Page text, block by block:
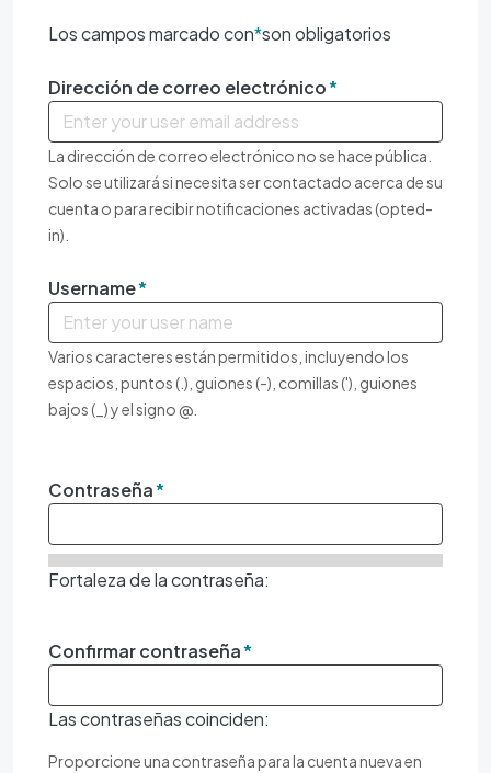
Los campos marcado con*son obligatorios
Dirección de correo electrónico
La dirección de correo electrónico no se hace pública.
Solo se utilizará si necesita ser contactado acerca de su
cuenta o para recibir notificaciones activadas (opted-
in).
Username
Varios caracteres están permitidos, incluyendo los
espacios, puntos (.), guiones (-), comillas ('), guiones
bajos (_) y el signo @.
Contraseña
Fortaleza de la contraseña:
Confirmar contraseña
Las contraseñas coinciden:
Proporcione una contraseña para la cuenta nueva en